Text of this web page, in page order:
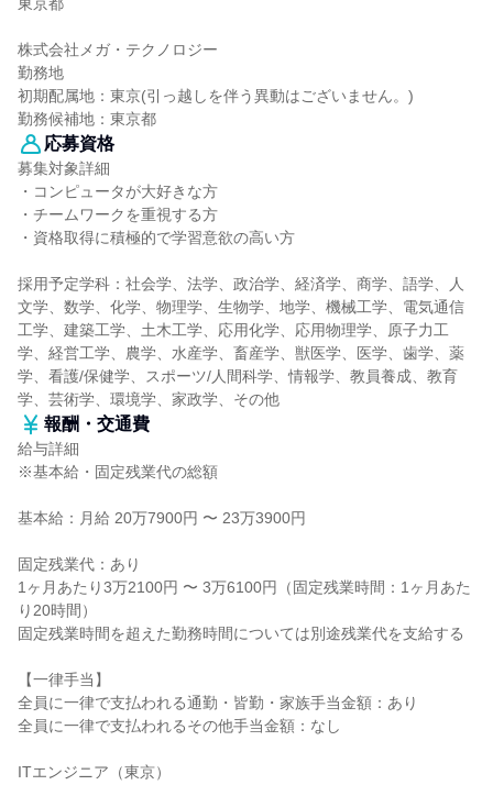
株式会社メガ・テクノロジー
勤務地
初期配属地：東京(引っ越しを伴う異動はございません。)
勤務候補地：東京都
応募資格
募集対象詳細
・コンピュータが大好きな方
・チームワークを重視する方
・資格取得に積極的で学習意欲の高い方
採用予定学科：社会学、法学、政治学、経済学、商学、語学、人
文学、数学、化学、物理学、生物学、地学、機械工学、電気通信
工学、建築工学、土木工学、応用化学、応用物理学、原子力工
学、経営工学、農学、水産学、畜産学、獣医学、医学、歯学、薬
学、看護/保健学、スポーツ/人間科学、情報学、教員養成、教育
学、芸術学、環境学、家政学、その他
報酬・交通費
給与詳細
※基本給・固定残業代の総額
基本給：月給 20万7900円 〜 23万3900円
固定残業代：あり
1ヶ月あたり3万2100円 〜 3万6100円（固定残業時間：1ヶ月あた
り20時間）
固定残業時間を超えた勤務時間については別途残業代を支給する
【一律手当】
全員に一律で支払われる通勤・皆勤・家族手当金額：あり
全員に一律で支払われるその他手当金額：なし
ITエンジニア（東京）